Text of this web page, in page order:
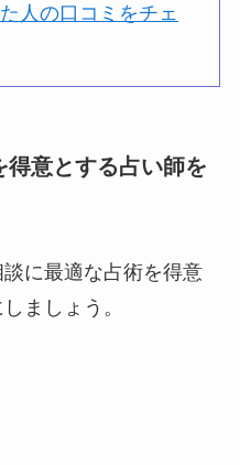
人の口コミをチェ
意とする占い師を
に最適な占術を得意
ましょう。